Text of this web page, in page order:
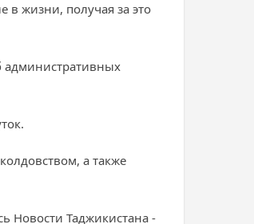
в жизни, получая за это
административных
а также
Новости Таджикистана -